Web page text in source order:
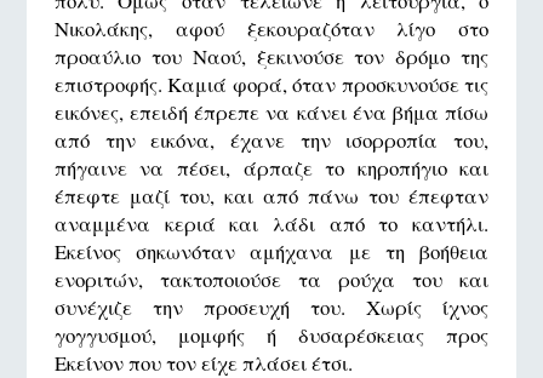
Νικολάκης, αφού ξεκουραζόταν λίγο στο
προαύλιο του Ναού, ξεκινούσε τον δρόμο της
επιστροφής. Καμιά φορά, όταν προσκυνούσε τις
εικόνες, επειδή έπρεπε να κάνει ένα βήμα πίσω
από την εικόνα, έχανε την ισορροπία του,
πήγαινε να πέσει, άρπαζε το κηροπήγιο και
έπεφτε μαζί του, και από πάνω του έπεφταν
αναμμένα κεριά και λάδι από το καντήλι.
Εκείνος σηκωνόταν αμήχανα με τη βοήθεια
ενοριτών, τακτοποιούσε τα ρούχα του και
συνέχιζε την προσευχή του. Χωρίς ίχνος
γογγυσμού, μομφής ή δυσαρέσκειας προς
Εκείνον που τον είχε πλάσει έτσι.